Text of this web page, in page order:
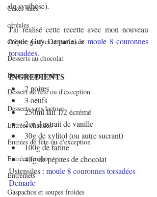
Cakes salés
céréales
Crêpes, gaufres et pancakes
Desserts au chocolat
Desserts aux fruits
Dessert de fête ou d'exception
Desserts sans lactose
Entrées chaudes
Entrées de fête ou d'exception
Entrées froides
Entremets
Gaspachos et soupes froides
de synthèse).
J'ai réalisé cette recette avec mon nouveau
moule Guy Demarle, le moule 8 couronnes
torsadées.
INGREDIENTS
2 poires
3 oeufs
250ml lait 1/2 écrémé
2cc d'extrait de vanille
30g de xylitol (ou autre sucrant)
100g de farine
40g de pépites de chocolat
Ustensiles : moule 8 couronnes torsadées
Demarle